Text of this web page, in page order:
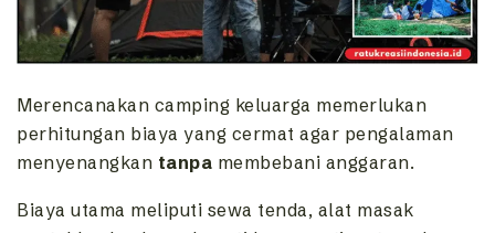
Merencanakan camping keluarga memerlukan
perhitungan biaya yang cermat agar pengalaman
menyenangkan tanpa membebani anggaran.
Biaya utama meliputi sewa tenda, alat masak